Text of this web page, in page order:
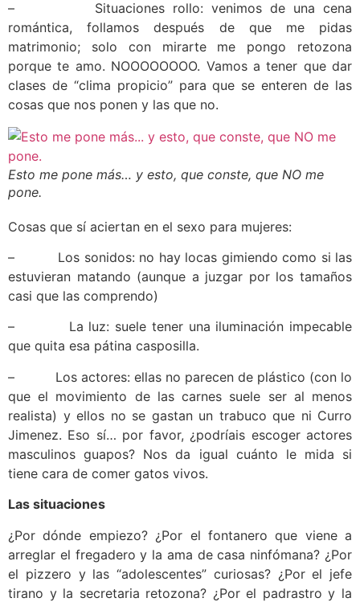
– Situaciones rollo: venimos de una cena
romántica, follamos después de que me pidas
matrimonio; solo con mirarte me pongo retozona
porque te amo. NOOOOOOOO. Vamos a tener que dar
clases de “clima propicio” para que se enteren de las
cosas que nos ponen y las que no.
Esto me pone más… y esto, que conste, que NO me
pone.
Cosas que sí aciertan en el sexo para mujeres:
– Los sonidos: no hay locas gimiendo como si las
estuvieran matando (aunque a juzgar por los tamaños
casi que las comprendo)
– La luz: suele tener una iluminación impecable
que quita esa pátina casposilla.
– Los actores: ellas no parecen de plástico (con lo
que el movimiento de las carnes suele ser al menos
realista) y ellos no se gastan un trabuco que ni Curro
Jimenez. Eso sí… por favor, ¿podríais escoger actores
masculinos guapos? Nos da igual cuánto le mida si
tiene cara de comer gatos vivos.
Las situaciones
¿Por dónde empiezo? ¿Por el fontanero que viene a
arreglar el fregadero y la ama de casa ninfómana? ¿Por
el pizzero y las “adolescentes” curiosas? ¿Por el jefe
tirano y la secretaria retozona? ¿Por el padrastro y la